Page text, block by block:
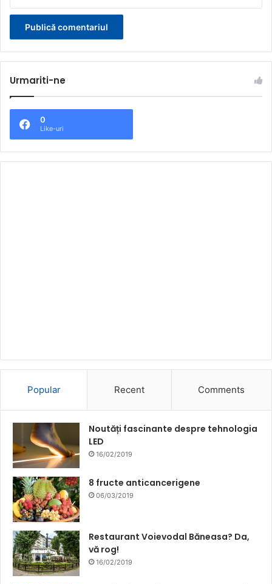
Urmariti-ne
0
Like-uri
Popular Recent Comments
Noutăți fascinante despre tehnologia
LED
16/02/2019
8 fructe anticancerigene
06/03/2019
Restaurant Voievodal Băneasa? Da,
vă rog!
16/02/2019